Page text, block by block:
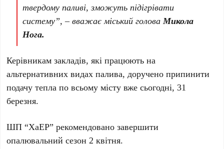
твердому паливі, зможуть підігрівати
систему”, – вважає міський голова Микола
Нога.
Керівникам закладів, які працюють на
альтернативних видах палива, доручено припинити
подачу тепла по всьому місту вже сьогодні, 31
березня.
ШП “ХаЕР” рекомендовано завершити
опалювальний сезон 2 квітня.